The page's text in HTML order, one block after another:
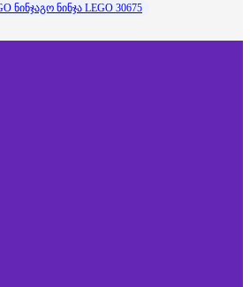
ნინჯაგო ნინჯა LEGO 30675